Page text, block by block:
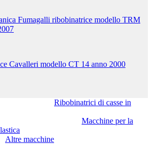
Fumagalli ribobinatrice modello TRM
Cavalleri modello CT 14 anno 2000
Ribobinatrici di casse in
Macchine per la
Altre macchine